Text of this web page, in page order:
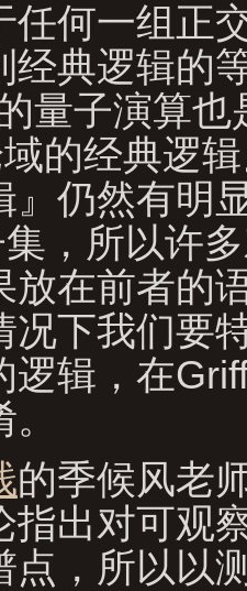
任何一组正
经典逻辑的
量子演算也
域的经典逻
』仍然有明
，所以许
放在前者的
况下我们要
逻辑，在
的季候风老
指出对可观
点，所以以